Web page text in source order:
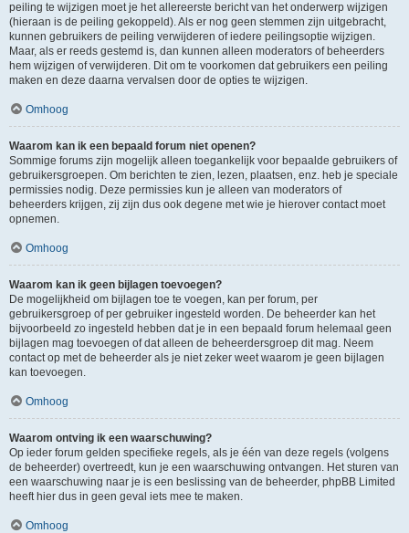
peiling te wijzigen moet je het allereerste bericht van het onderwerp wijzigen
(hieraan is de peiling gekoppeld). Als er nog geen stemmen zijn uitgebracht,
kunnen gebruikers de peiling verwijderen of iedere peilingsoptie wijzigen.
Maar, als er reeds gestemd is, dan kunnen alleen moderators of beheerders
hem wijzigen of verwijderen. Dit om te voorkomen dat gebruikers een peiling
maken en deze daarna vervalsen door de opties te wijzigen.
Omhoog
Waarom kan ik een bepaald forum niet openen?
Sommige forums zijn mogelijk alleen toegankelijk voor bepaalde gebruikers of
gebruikersgroepen. Om berichten te zien, lezen, plaatsen, enz. heb je speciale
permissies nodig. Deze permissies kun je alleen van moderators of
beheerders krijgen, zij zijn dus ook degene met wie je hierover contact moet
opnemen.
Omhoog
Waarom kan ik geen bijlagen toevoegen?
De mogelijkheid om bijlagen toe te voegen, kan per forum, per
gebruikersgroep of per gebruiker ingesteld worden. De beheerder kan het
bijvoorbeeld zo ingesteld hebben dat je in een bepaald forum helemaal geen
bijlagen mag toevoegen of dat alleen de beheerdersgroep dit mag. Neem
contact op met de beheerder als je niet zeker weet waarom je geen bijlagen
kan toevoegen.
Omhoog
Waarom ontving ik een waarschuwing?
Op ieder forum gelden specifieke regels, als je één van deze regels (volgens
de beheerder) overtreedt, kun je een waarschuwing ontvangen. Het sturen van
een waarschuwing naar je is een beslissing van de beheerder, phpBB Limited
heeft hier dus in geen geval iets mee te maken.
Omhoog